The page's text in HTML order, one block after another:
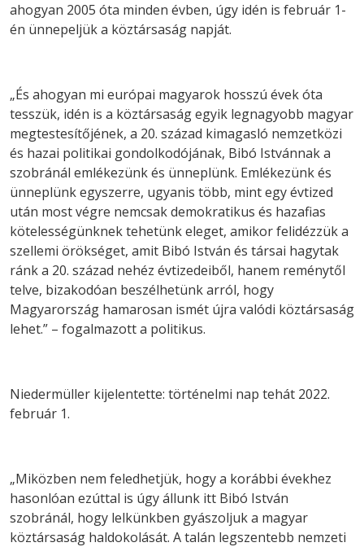
ahogyan 2005 óta minden évben, úgy idén is február 1-
én ünnepeljük a köztársaság napját.
„És ahogyan mi európai magyarok hosszú évek óta
tesszük, idén is a köztársaság egyik legnagyobb magyar
megtestesítőjének, a 20. század kimagasló nemzetközi
és hazai politikai gondolkodójának, Bibó Istvánnak a
szobránál emlékezünk és ünneplünk. Emlékezünk és
ünneplünk egyszerre, ugyanis több, mint egy évtized
után most végre nemcsak demokratikus és hazafias
kötelességünknek tehetünk eleget, amikor felidézzük a
szellemi örökséget, amit Bibó István és társai hagytak
ránk a 20. század nehéz évtizedeiből, hanem reménytől
telve, bizakodóan beszélhetünk arról, hogy
Magyarország hamarosan ismét újra valódi köztársaság
lehet.” – fogalmazott a politikus.
Niedermüller kijelentette: történelmi nap tehát 2022.
február 1.
„Miközben nem feledhetjük, hogy a korábbi évekhez
hasonlóan ezúttal is úgy állunk itt Bibó István
szobránál, hogy lelkünkben gyászoljuk a magyar
köztársaság haldokolását. A talán legszentebb nemzeti